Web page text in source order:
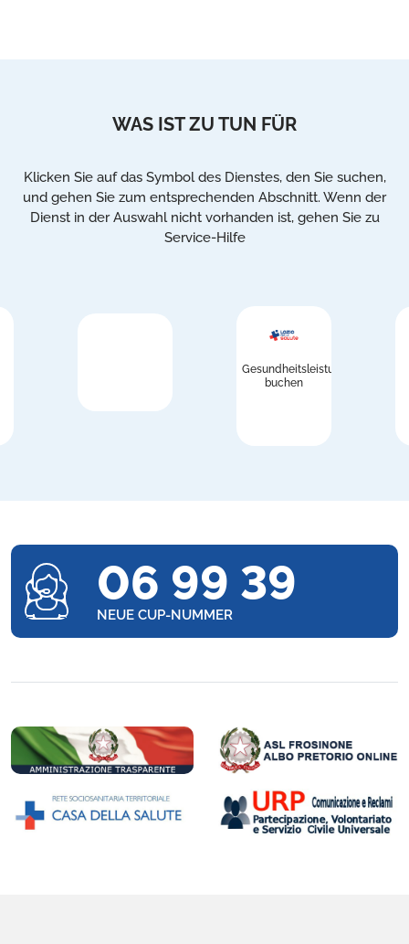
WAS IST ZU TUN FÜR
Klicken Sie auf das Symbol des Dienstes, den Sie suchen,
und gehen Sie zum entsprechenden Abschnitt. Wenn der
Dienst in der Auswahl nicht vorhanden ist, gehen Sie zu
Service-Hilfe
Gesundheitsleistungen
buchen
06 99 39
NEUE CUP-NUMMER